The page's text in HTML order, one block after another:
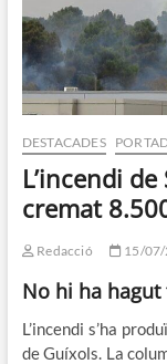
DESTACADES
L’incendi
cremat
Redacció 15/07/
No hi ha hagut
L’incendi s’ha
de Guíxols. La